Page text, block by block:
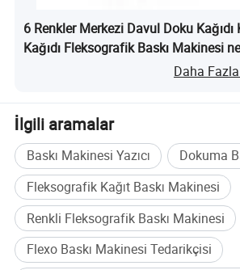
Şirket Profili
6 Renkler Merkezi Davul Doku Kağıdı
Kağıdı Fleksografik Baskı Makinesi
Daha
İlgili aramalar
Baskı Makinesi Yazıcı
Dokuma
Fleksografik Kağıt Baskı Makinesi
Renkli Fleksografik Baskı Makinesi
Flexo Baskı Makinesi Tedarikçisi